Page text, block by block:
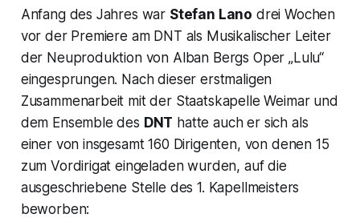
Anfang des Jahres war Stefan Lano drei Wochen
vor der Premiere am DNT als Musikalischer Leiter
der Neuproduktion von Alban Bergs Oper „Lulu“
eingesprungen. Nach dieser erstmaligen
Zusammenarbeit mit der Staatskapelle Weimar und
dem Ensemble des DNT hatte auch er sich als
einer von insgesamt 160 Dirigenten, von denen 15
zum Vordirigat eingeladen wurden, auf die
ausgeschriebene Stelle des 1. Kapellmeisters
beworben: